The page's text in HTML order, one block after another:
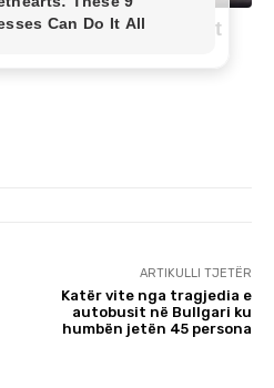
ARTIKULLI TJETËR
Katër vite nga tragjedia e
autobusit në Bullgari ku
humbën jetën 45 persona